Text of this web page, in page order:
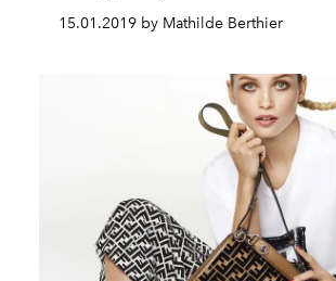
15.01.2019 by Mathilde Berthier